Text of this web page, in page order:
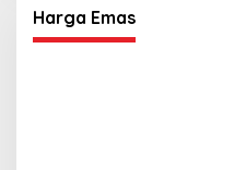
Harga Emas